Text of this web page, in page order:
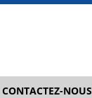
CONTACTEZ-NOUS